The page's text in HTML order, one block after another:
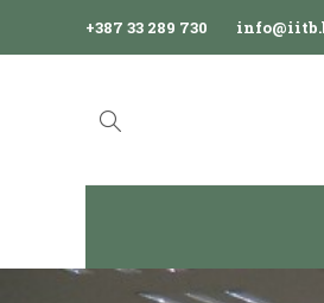
+387 33 289 730